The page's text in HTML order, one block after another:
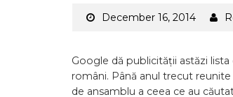
December 16, 2014
Google dă publicității astăzi
români. Până anul trecut
de ansamblu a ceea ce au